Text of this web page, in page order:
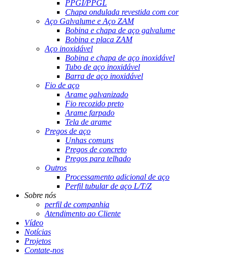
PPGI/PPGL
Chapa ondulada revestida com cor
Aço Galvalume e Aço ZAM
Bobina e chapa de aço galvalume
Bobina e placa ZAM
Aço inoxidável
Bobina e chapa de aço inoxidável
Tubo de aço inoxidável
Barra de aço inoxidável
Fio de aço
Arame galvanizado
Fio recozido preto
Arame farpado
Tela de arame
Pregos de aço
Unhas comuns
Pregos de concreto
Pregos para telhado
Outros
Processamento adicional de aço
Perfil tubular de aço L/T/Z
Sobre nós
perfil de companhia
Atendimento ao Cliente
Vídeo
Notícias
Projetos
Contate-nos